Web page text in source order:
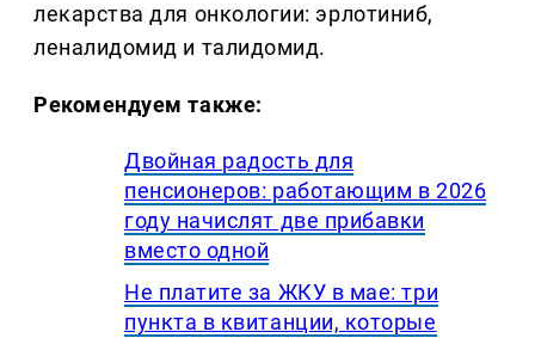
лекарства для онкологии: эрлотиниб,
леналидомид и талидомид.
Рекомендуем также:
Двойная радость для
пенсионеров: работающим в 2026
году начислят две прибавки
вместо одной
Не платите за ЖКУ в мае: три
пункта в квитанции, которые